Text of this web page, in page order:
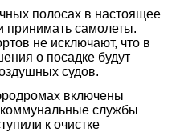
полосах в настоящее
принимать самолеты.
не исключают, что в
о посадке будут
судов.
включены
службы
к очистке